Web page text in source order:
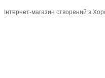
Інтернет-магазин створений з